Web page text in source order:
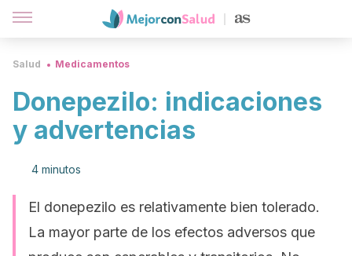
Salud Medicamentos
Donepezilo: indicaciones
y advertencias
4 minutos
El donepezilo es relativamente bien tolerado.
La mayor parte de los efectos adversos que